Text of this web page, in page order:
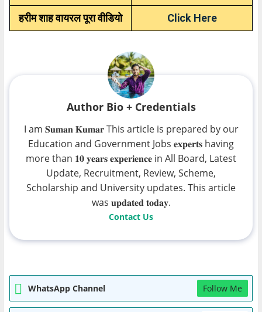
हरीम शाह वायरल पूरा वीडियो Click Here
Author Bio + Credentials
I am 𝐒𝐮𝐦𝐚𝐧 𝐊𝐮𝐦𝐚𝐫 This article is prepared by our
Education and Government Jobs 𝐞𝐱𝐩𝐞𝐫𝐭𝐬 having
more than 𝟏𝟎 𝐲𝐞𝐚𝐫𝐬 𝐞𝐱𝐩𝐞𝐫𝐢𝐞𝐧𝐜𝐞 in All Board, Latest
Update, Recruitment, Review, Scheme,
Scholarship and University updates. This article
was 𝐮𝐩𝐝𝐚𝐭𝐞𝐝 𝐭𝐨𝐝𝐚𝐲.
Contact Us
WhatsApp Channel Follow Me